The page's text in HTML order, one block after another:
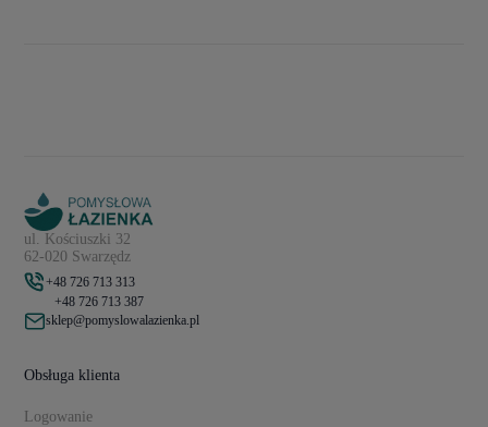
ul. Kościuszki 32
62-020 Swarzędz
+48 726 713 313
+48 726 713 387
sklep@pomyslowalazienka.pl
Obsługa klienta
Logowanie